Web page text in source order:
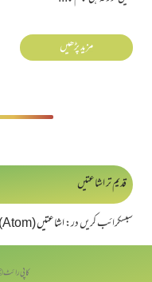
مزید پڑھیں
قدیم تر اشاعتیں
سبسکرائب کریں در:اشاعتیں (Atom)
کاپی رائٹ ©